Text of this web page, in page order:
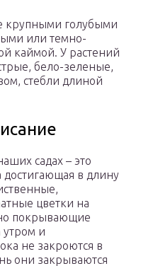
крупными голубыми
или темно-
каймой. У растений
бело-зеленые,
стебли длиной
садах – это
достигающая в длину
цветки на
покрывающие
утром и
не закроются в
они закрываются